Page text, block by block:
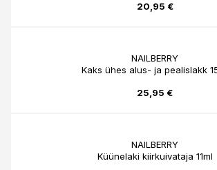
20,95 €
NAILBERRY
Kaks ühes alus- ja pealislakk
25,95 €
NAILBERRY
Küünelaki kiirkuivataja 11ml